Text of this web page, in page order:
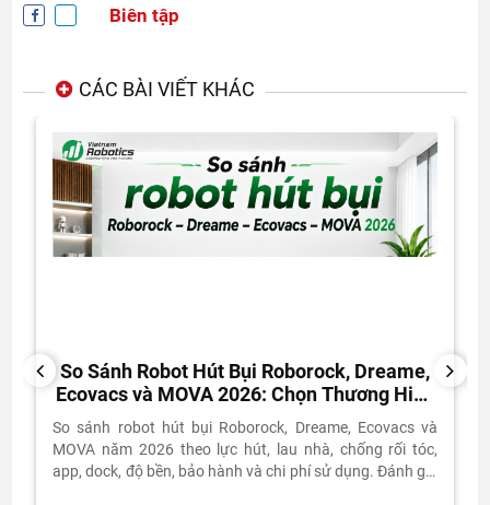
Biên tập
CÁC BÀI VIẾT KHÁC
PREVIOUS
So Sánh Robot Hút Bụi Roborock, Dreame,
Ecovacs và MOVA 2026: Chọn Thương Hiệu
Nào?
So sánh robot hút bụi Roborock, Dreame, Ecovacs và
MOVA năm 2026 theo lực hút, lau nhà, chống rối tóc,
app, dock, độ bền, bảo hành và chi phí sử dụng. Đánh giá
NEXT